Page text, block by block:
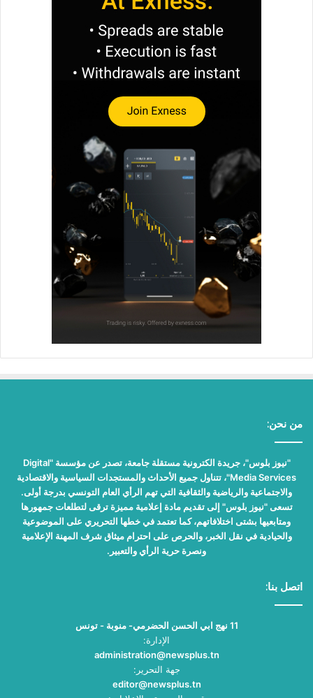
من نحن:
"نيوز بلوس"، جريدة الكترونية مستقلة جامعة، تصدر عن مؤسسة "Digital
Media Services"، تتناول جميع الأحداث والمستجدات السياسية والاقتصادية
والاجتماعية والرياضية والثقافية التي تهم الرأي العام التونسي بدرجة أولى.
تسعى "نيوز بلوس" إلى تقديم مادة إعلامية مميزة ترقى لتطلعات جمهورها
ومتابعيها بشتى اختلافاتهم، كما تعتمد في خطها التحريري على الموضوعية
والحيادية في نقل الخبر، والحرص على احترام ميثاق شرف المهنة الإعلامية
ونصرة حرية الرأي والتعبير.
اتصل بنا:
11 نهج ابي الحسن الحضرمي- منوبة - تونس
الإدارة:
administration@newsplus.tn
جهة التحرير:
editor@newsplus.tn